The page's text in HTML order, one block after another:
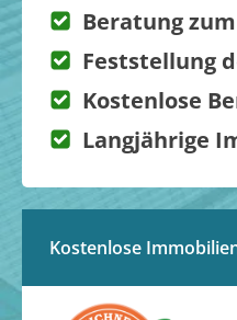
Beratung
Feststellung
Kostenlose
Langjährige
Kostenlose